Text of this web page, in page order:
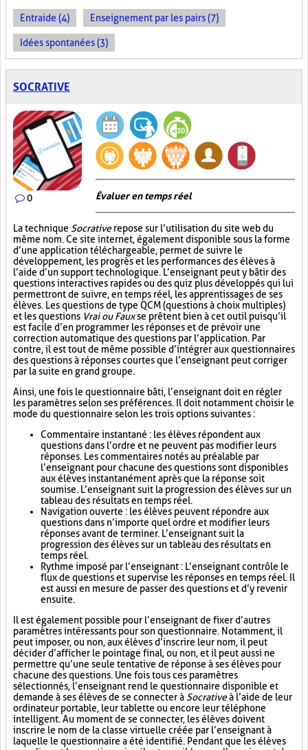
Entraide (4) Enseignement par les pairs (7)
Idées spontanées (3)
SOCRATIVE
0 Évaluer en temps réel
La technique Socrativerepose sur l’utilisation du site web du
même nom. Ce site internet, également disponible sous la forme
d’une application téléchargeable, permet de suivre le
développement, les progrès et les performances des élèves à
l’aide d’un support technologique. L’enseignant peut y bâtir des
questions interactives rapides ou des quiz plus développés qui lui
permettront de suivre, en temps réel, les apprentissages de ses
élèves. Les questions de type QCM (questions à choix multiples)
et les questions Vrai ou Fauxse prêtent bien à cet outil puisqu’il
est facile d’en programmer les réponses et de prévoir une
correction automatique des questions par l’application. Par
contre, il est tout de même possible d’intégrer aux questionnaires
des questions à réponses courtes que l’enseignant peut corriger
par la suite en grand groupe.
Ainsi, une fois le questionnaire bâti, l’enseignant doit en régler
les paramètres selon ses préférences. Il doit notamment choisir le
mode du questionnaire selon les trois options suivantes :
Commentaire instantané : les élèves répondent aux
questions dans l’ordre et ne peuvent pas modifier leurs
réponses. Les commentaires notés au préalable par
l’enseignant pour chacune des questions sont disponibles
aux élèves instantanément après que la réponse soit
soumise. L’enseignant suit la progression des élèves sur un
tableau des résultats en temps réel.
Navigation ouverte : les élèves peuvent répondre aux
questions dans n’importe quel ordre et modifier leurs
réponses avant de terminer. L’enseignant suit la
progression des élèves sur un tableau des résultats en
temps réel.
Rythme imposé par l’enseignant : L’enseignant contrôle le
flux de questions et supervise les réponses en temps réel. Il
est aussi en mesure de passer des questions et d’y revenir
ensuite.
Il est également possible pour l’enseignant de fixer d’autres
paramètres intéressants pour son questionnaire. Notamment, il
peut imposer, ou non, aux élèves d’inscrire leur nom, il peut
décider d’afficher le pointage final, ou non, et il peut aussi ne
permettre qu’une seule tentative de réponse à ses élèves pour
chacune des questions. Une fois tous ces paramètres
sélectionnés, l’enseignant rend le questionnaire disponible et
demande à ses élèves de se connecter à Socrativeà l’aide de leur
ordinateur portable, leur tablette ou encore leur téléphone
intelligent. Au moment de se connecter, les élèves doivent
inscrire le nom de la classe virtuelle créée par l’enseignant à
laquelle le questionnaire a été identifié. Pendant que les élèves